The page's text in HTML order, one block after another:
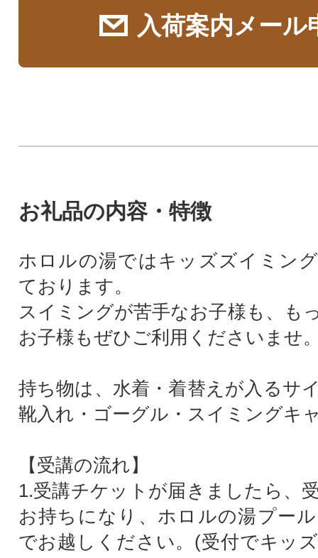
入荷案内メール
お礼品の内容・特徴
ホロルの湯ではキッズズイミン
ております。
スイミングが苦手なお子様も、も
お子様もぜひご利用くださいませ
持ち物は、水着・着替えが入るサ
靴入れ・ゴーグル・スイミングキ
【受講の流れ】
1.受講チケットが届きましたら、
お持ちになり、ホロルの湯プー
でお越しください。(受付でキッ